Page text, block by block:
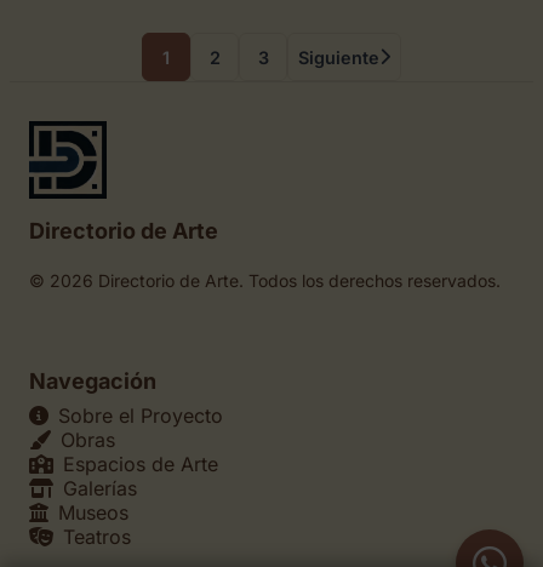
1 2 3 Siguiente
Directorio de Arte
© 2026 Directorio de Arte. Todos los derechos reservados.
Navegación
Sobre el Proyecto
Obras
Espacios de Arte
Galerías
Museos
Teatros